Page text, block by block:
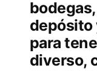
depósito
para
diverso,